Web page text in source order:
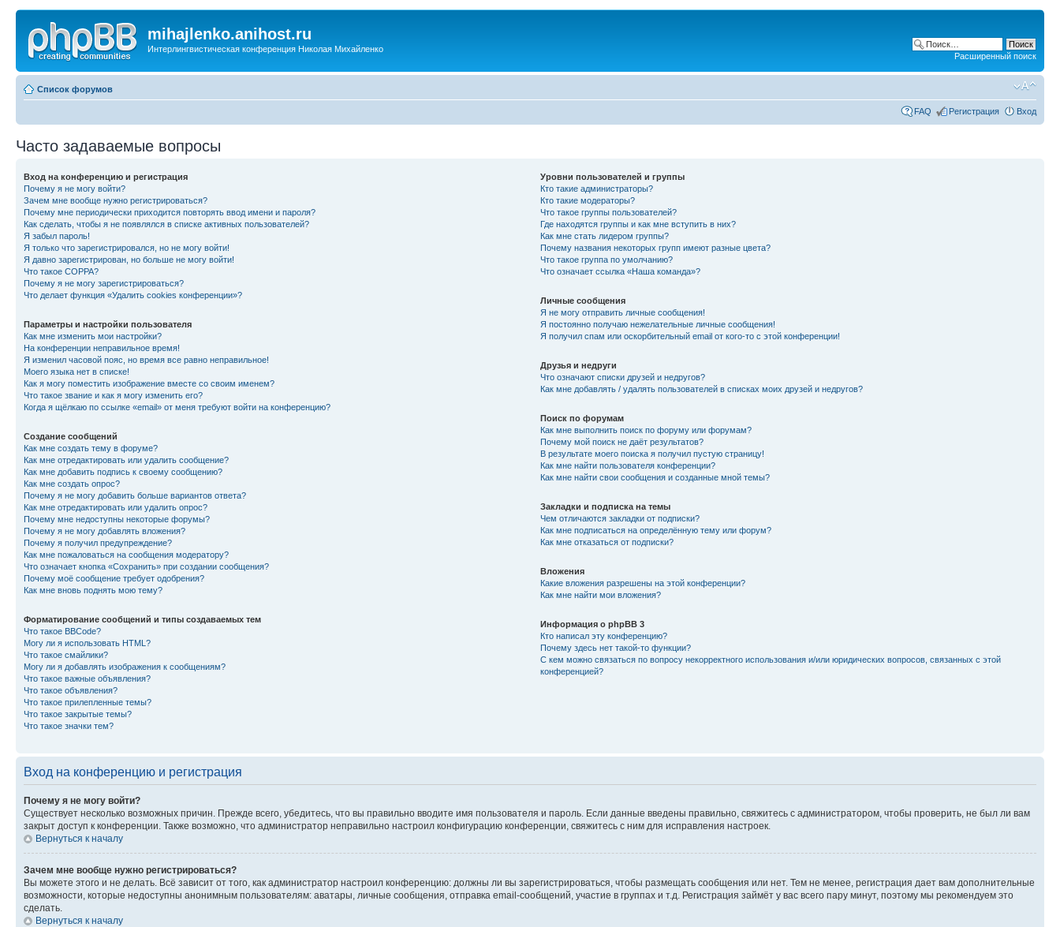
mihajlenko.anihost.ru
Интерлингвистическая конференция Николая Михайленко
Расширенный поиск
Список форумов
FAQ Регистрация Вход
Часто задаваемые вопросы
Вход на конференцию и регистрация
Почему я не могу войти?
Зачем мне вообще нужно регистрироваться?
Почему мне периодически приходится повторять ввод имени и пароля?
Как сделать, чтобы я не появлялся в списке активных пользователей?
Я забыл пароль!
Я только что зарегистрировался, но не могу войти!
Я давно зарегистрирован, но больше не могу войти!
Что такое COPPA?
Почему я не могу зарегистрироваться?
Что делает функция «Удалить cookies конференции»?
Параметры и настройки пользователя
Как мне изменить мои настройки?
На конференции неправильное время!
Я изменил часовой пояс, но время все равно неправильное!
Моего языка нет в списке!
Как я могу поместить изображение вместе со своим именем?
Что такое звание и как я могу изменить его?
Когда я щёлкаю по ссылке «email» от меня требуют войти на конференцию?
Создание сообщений
Как мне создать тему в форуме?
Как мне отредактировать или удалить сообщение?
Как мне добавить подпись к своему сообщению?
Как мне создать опрос?
Почему я не могу добавить больше вариантов ответа?
Как мне отредактировать или удалить опрос?
Почему мне недоступны некоторые форумы?
Почему я не могу добавлять вложения?
Почему я получил предупреждение?
Как мне пожаловаться на сообщения модератору?
Что означает кнопка «Сохранить» при создании сообщения?
Почему моё сообщение требует одобрения?
Как мне вновь поднять мою тему?
Форматирование сообщений и типы создаваемых тем
Что такое BBCode?
Могу ли я использовать HTML?
Что такое смайлики?
Могу ли я добавлять изображения к сообщениям?
Что такое важные объявления?
Что такое объявления?
Что такое прилепленные темы?
Что такое закрытые темы?
Что такое значки тем?
Уровни пользователей и группы
Кто такие администраторы?
Кто такие модераторы?
Что такое группы пользователей?
Где находятся группы и как мне вступить в них?
Как мне стать лидером группы?
Почему названия некоторых групп имеют разные цвета?
Что такое группа по умолчанию?
Что означает ссылка «Наша команда»?
Личные сообщения
Я не могу отправить личные сообщения!
Я постоянно получаю нежелательные личные сообщения!
Я получил спам или оскорбительный email от кого-то с этой конференции!
Друзья и недруги
Что означают списки друзей и недругов?
Как мне добавлять / удалять пользователей в списках моих друзей и недругов?
Поиск по форумам
Как мне выполнить поиск по форуму или форумам?
Почему мой поиск не даёт результатов?
В результате моего поиска я получил пустую страницу!
Как мне найти пользователя конференции?
Как мне найти свои сообщения и созданные мной темы?
Закладки и подписка на темы
Чем отличаются закладки от подписки?
Как мне подписаться на определённую тему или форум?
Как мне отказаться от подписки?
Вложения
Какие вложения разрешены на этой конференции?
Как мне найти мои вложения?
Информация о phpBB 3
Кто написал эту конференцию?
Почему здесь нет такой-то функции?
С кем можно связаться по вопросу некорректного использования и/или юридических вопросов, связанных с этой
конференцией?
Вход на конференцию и регистрация
Почему я не могу войти?
Существует несколько возможных причин. Прежде всего, убедитесь, что вы правильно вводите имя пользователя и пароль. Если данные введены правильно, свяжитесь с администратором, чтобы проверить, не был ли вам
закрыт доступ к конференции. Также возможно, что администратор неправильно настроил конфигурацию конференции, свяжитесь с ним для исправления настроек.
Вернуться к началу
Зачем мне вообще нужно регистрироваться?
Вы можете этого и не делать. Всё зависит от того, как администратор настроил конференцию: должны ли вы зарегистрироваться, чтобы размещать сообщения или нет. Тем не менее, регистрация дает вам дополнительные
возможности, которые недоступны анонимным пользователям: аватары, личные сообщения, отправка email-сообщений, участие в группах и т.д. Регистрация займёт у вас всего пару минут, поэтому мы рекомендуем это
сделать.
Вернуться к началу